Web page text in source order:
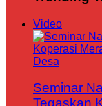
Video
Seminar